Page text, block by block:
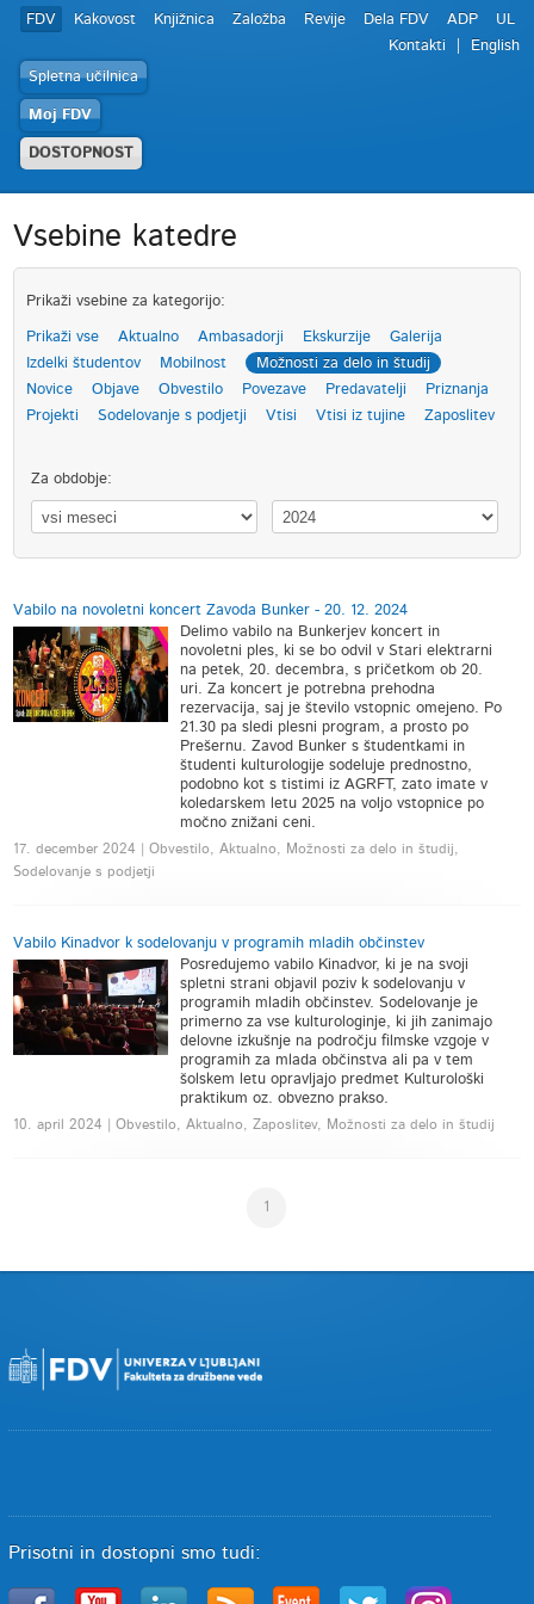
FDV Kakovost Knjižnica Založba Revije Dela FDV ADP
UL
Kontakti
English
Spletna učilnica
Moj FDV
DOSTOPNOST
Vsebine katedre
Prikaži vsebine za kategorijo:
Prikaži vse Aktualno Ambasadorji Ekskurzije
Galerija
Izdelki študentov
Mobilnost
Možnosti za delo in študij
Novice
Objave Obvestilo Povezave Predavatelji
Priznanja
Projekti
Sodelovanje s podjetji Vtisi Vtisi iz tujine Zaposlitev
Za obdobje:
Vabilo na novoletni koncert Zavoda Bunker - 20. 12. 2024
Delimo vabilo na Bunkerjev koncert in
novoletni ples, ki se bo odvil v Stari elektrarni
na petek, 20. decembra, s pričetkom ob 20.
uri. Za koncert je potrebna prehodna
rezervacija, saj je število vstopnic omejeno. Po
21.30 pa sledi plesni program, a prosto po
Prešernu. Zavod Bunker s študentkami in
študenti kulturologije sodeluje prednostno,
podobno kot s tistimi iz AGRFT, zato imate v
koledarskem letu 2025 na voljo vstopnice po
močno znižani ceni.
17. december 2024 | Obvestilo, Aktualno, Možnosti za delo in študij,
Sodelovanje s podjetji
Vabilo Kinadvor k sodelovanju v programih mladih občinstev
Posredujemo vabilo Kinadvor, ki je na svoji
spletni strani objavil poziv k sodelovanju v
programih mladih občinstev. Sodelovanje je
primerno za vse kulturologinje, ki jih zanimajo
delovne izkušnje na področju filmske vzgoje v
programih za mlada občinstva ali pa v tem
šolskem letu opravljajo predmet Kulturološki
praktikum oz. obvezno prakso.
10. april 2024 | Obvestilo, Aktualno, Zaposlitev, Možnosti za delo in študij
1
Prisotni in dostopni smo tudi: